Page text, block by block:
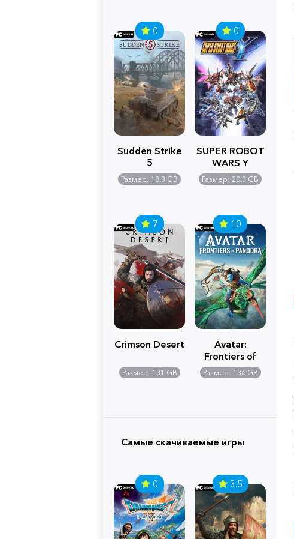
0
Sudden Strike
5
Размер: 18.3 GB
0
SUPER ROBOT
WARS Y
Размер: 20.3 GB
7
Crimson Desert
Размер: 131 GB
10
Avatar:
Frontiers of
Pandora
Размер: 136 GB
Самые скачиваемые игры
0 3.5